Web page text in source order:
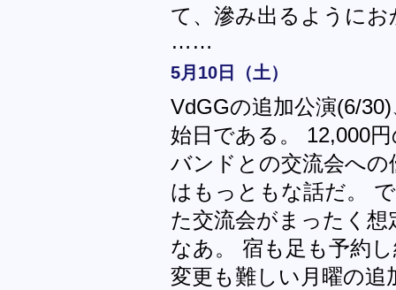
て、滲み出るように
……
5月10日（土）
VdGGの追加公演(6/
始日である。 12,000
バンドとの交流会へ
はもっともな話だ。
た交流会がまったく
なあ。 宿も足も予約
変更も難しい月曜の追